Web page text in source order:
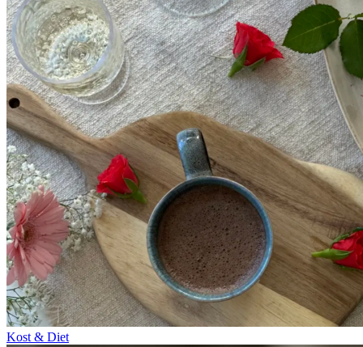
Kost & Diet